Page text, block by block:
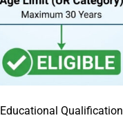
Educational Qualification